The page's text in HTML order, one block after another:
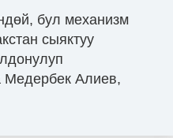
бул механизм
сыяктуу
Медербек Алиев,